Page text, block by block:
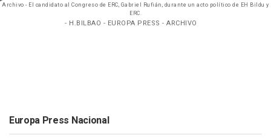
Archivo - El candidato al Congreso de ERC, Gabriel Rufián, durante un acto político de EH Bildu y
ERC.
- H.BILBAO - EUROPA PRESS - ARCHIVO
Europa Press Nacional